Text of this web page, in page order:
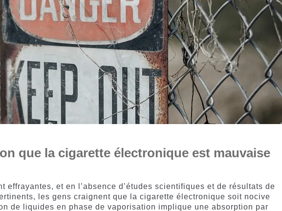
que la cigarette électronique est mauvaise
effrayantes, et en l’absence d’études scientifiques et de résultats de
les gens craignent que la cigarette électronique soit nocive
de liquides en phase de vaporisation implique une absorption par